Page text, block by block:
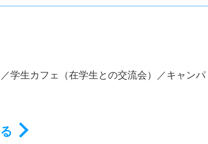
学生カフェ（在学生との交流会）／キャンパ